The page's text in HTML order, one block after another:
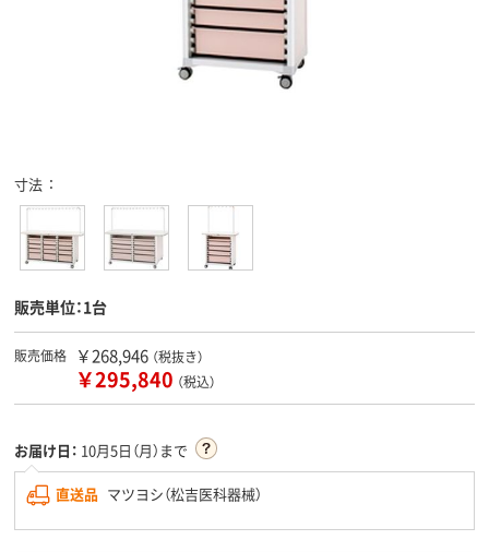
寸法
販売単位：1台
販売価格 ￥268,946 （税抜き）
￥295,840 （税込）
お届け日： 10月5日（月）まで
直送品 マツヨシ（松吉医科器械）